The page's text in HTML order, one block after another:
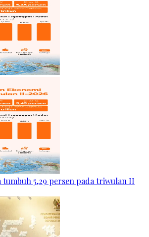
5,29 persen pada triwulan II